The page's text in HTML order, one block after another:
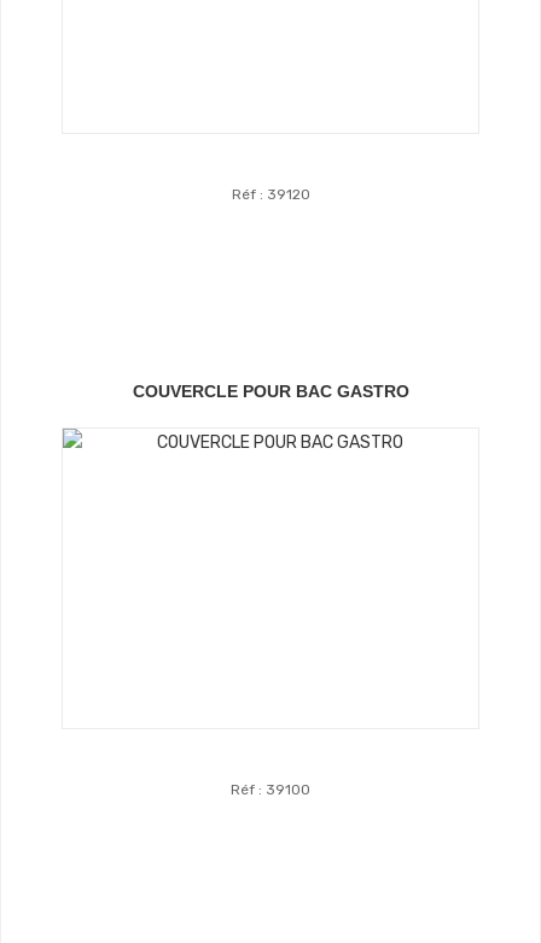
Réf : 39120
COUVERCLE POUR BAC GASTRO
Réf : 39100